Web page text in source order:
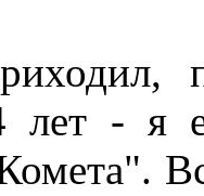
- я